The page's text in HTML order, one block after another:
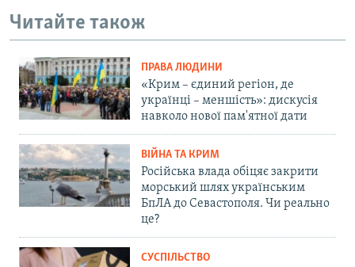
Читайте також
ПРАВА ЛЮДИНИ
«Крим – єдиний регіон, де
українці – меншість»: дискусія
навколо нової пам'ятної дати
ВІЙНА ТА КРИМ
Російська влада обіцяє закрити
морський шлях українським
БпЛА до Севастополя. Чи реально
це?
СУСПІЛЬСТВО